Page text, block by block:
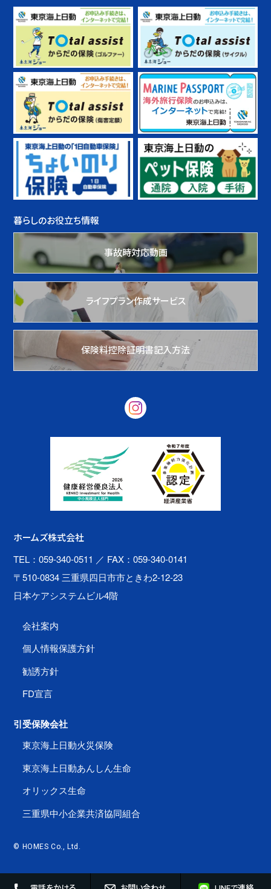
暮らしのお役立ち情報
事故時対応動画
ライフプラン作成サービス
保険料控除証明書記入方法
ホームズ株式会社
TEL：059-340-0511 ／ FAX：059-340-0141
〒510-0834 三重県四日市市ときわ2-12-23
日本ケアシステムビル4階
会社案内
個人情報保護方針
勧誘方針
FD宣言
引受保険会社
東京海上日動火災保険
東京海上日動あんしん生命
オリックス生命
三重県中小企業共済協同組合
© HOMES Co., Ltd.